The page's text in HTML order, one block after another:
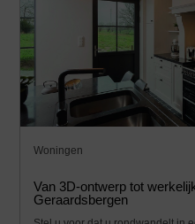
Woningen
Van 3D-ontwerp tot
Geraardsbergen